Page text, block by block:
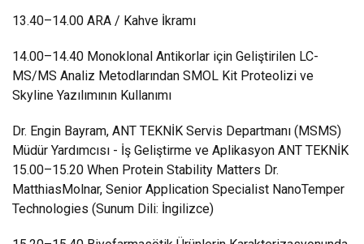
13.40–14.00 ARA / Kahve İkramı
14.00–14.40 Monoklonal Antikorlar için Geliştirilen LC-
MS/MS Analiz Metodlarından SMOL Kit Proteolizi ve
Skyline Yazılımının Kullanımı
Dr. Engin Bayram, ANT TEKNİK Servis Departmanı (MSMS)
Müdür Yardımcısı - İş Geliştirme ve Aplikasyon ANT TEKNİK
15.00–15.20 When Protein Stability Matters Dr.
MatthiasMolnar, Senior Application Specialist NanoTemper
Technologies (Sunum Dili: İngilizce)